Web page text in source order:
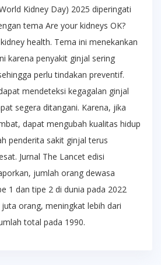
Kidney Day) 2025 diperingati
tema Are your kidneys OK?
health. Tema ini menekankan
karena penyakit ginjal sering
perlu tindakan preventif.
mendeteksi kegagalan ginjal
segera ditangani. Karena, jika
dapat mengubah kualitas hidup
penderita sakit ginjal terus
Jurnal The Lancet edisi
jumlah orang dewasa
1 dan tipe 2 di dunia pada 2022
orang, meningkat lebih dari
total pada 1990.